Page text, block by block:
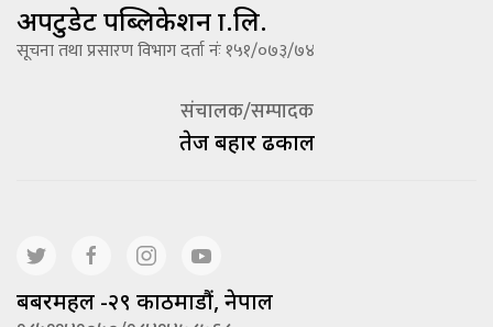
अपटुडेट पब्लिकेशन प्रा.लि.
सूचना तथा प्रसारण विभाग दर्ता नंः १५१/०७३/७४
संचालक/सम्पादक
तेज बहादूर ढकाल
बबरमहल -२९ काठमाडौं, नेपाल